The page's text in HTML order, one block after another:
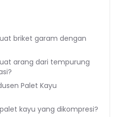
briket garam dengan
arang dari tempurung
Palet Kayu
kayu yang dikompresi?